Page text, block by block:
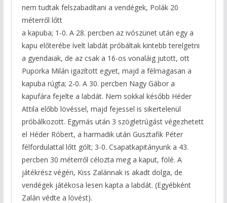
nem tudtak felszabadítani a vendégek, Polák 20
méterről lőtt
a kapuba; 1-0. A 28. percben az ivószünet után egy a
kapu előterébe ívelt labdát próbáltak kintebb terelgetni
a gyendaiak, de az csak a 16-os vonaláig jutott, ott
Puporka Milán igazított egyet, majd a félmagasan a
kapuba rúgta; 2-0. A 30. percben Nagy Gábor a
kapufára fejelte a labdát. Nem sokkal később Héder
Attila előbb lövéssel, majd fejessel is sikertelenül
próbálkozott. Egymás után 3 szögletrúgást végezhetett
el Héder Róbert, a harmadik után Gusztafik Péter
félfordulattal lőtt gólt; 3-0. Csapatkapitányunk a 43.
percben 30 méterről célozta meg a kaput, fölé. A
játékrész végén, Kiss Zalánnak is akadt dolga, de
vendégek játékosa lesen kapta a labdát. (Egyébként
Zalán védte a lövést).